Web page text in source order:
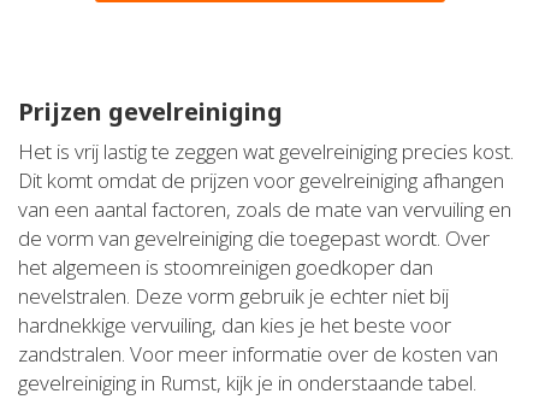
Prijzen gevelreiniging
Het is vrij lastig te zeggen wat gevelreiniging precies kost.
Dit komt omdat de prijzen voor gevelreiniging afhangen
van een aantal factoren, zoals de mate van vervuiling en
de vorm van gevelreiniging die toegepast wordt. Over
het algemeen is stoomreinigen goedkoper dan
nevelstralen. Deze vorm gebruik je echter niet bij
hardnekkige vervuiling, dan kies je het beste voor
zandstralen. Voor meer informatie over de kosten van
gevelreiniging in Rumst, kijk je in onderstaande tabel.